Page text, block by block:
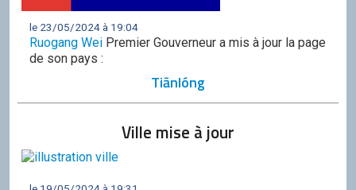
le 23/05/2024 à 19:04
Ruogang Wei Premier Gouverneur a mis à jour la page
de son pays :
Tiānlóng
Ville mise à jour